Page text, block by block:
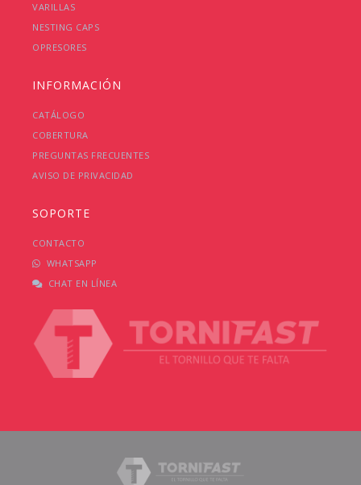
VARILLAS
NESTING CAPS
OPRESORES
INFORMACIÓN
CATÁLOGO
COBERTURA
PREGUNTAS FRECUENTES
AVISO DE PRIVACIDAD
SOPORTE
CONTACTO
WHATSAPP
CHAT EN LÍNEA